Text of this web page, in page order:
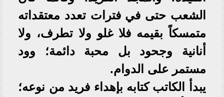
الشعب حتى في فترات تعدد معتقداته
متمسكاً بقيمه فلا غلو ولا تطرف، ولا
أنانية وجحود بل محبة دائمة؛ وود
مستمر على الدوام.
يبدأ الكاتب كتابه بإهداء فريد من نوعه؛